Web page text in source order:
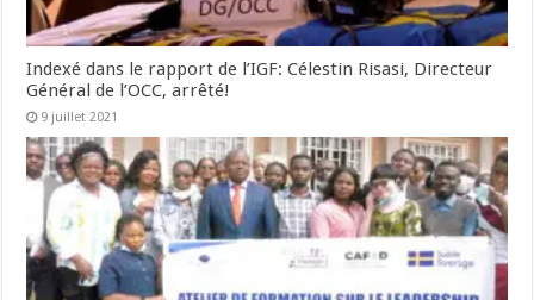
Indexé dans le rapport de l’IGF: Célestin Risasi, Directeur
Général de l’OCC, arrêté!
9 juillet 2021